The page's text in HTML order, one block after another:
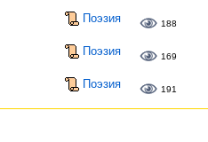
Поэзия 188
Поэзия 169
Поэзия 191